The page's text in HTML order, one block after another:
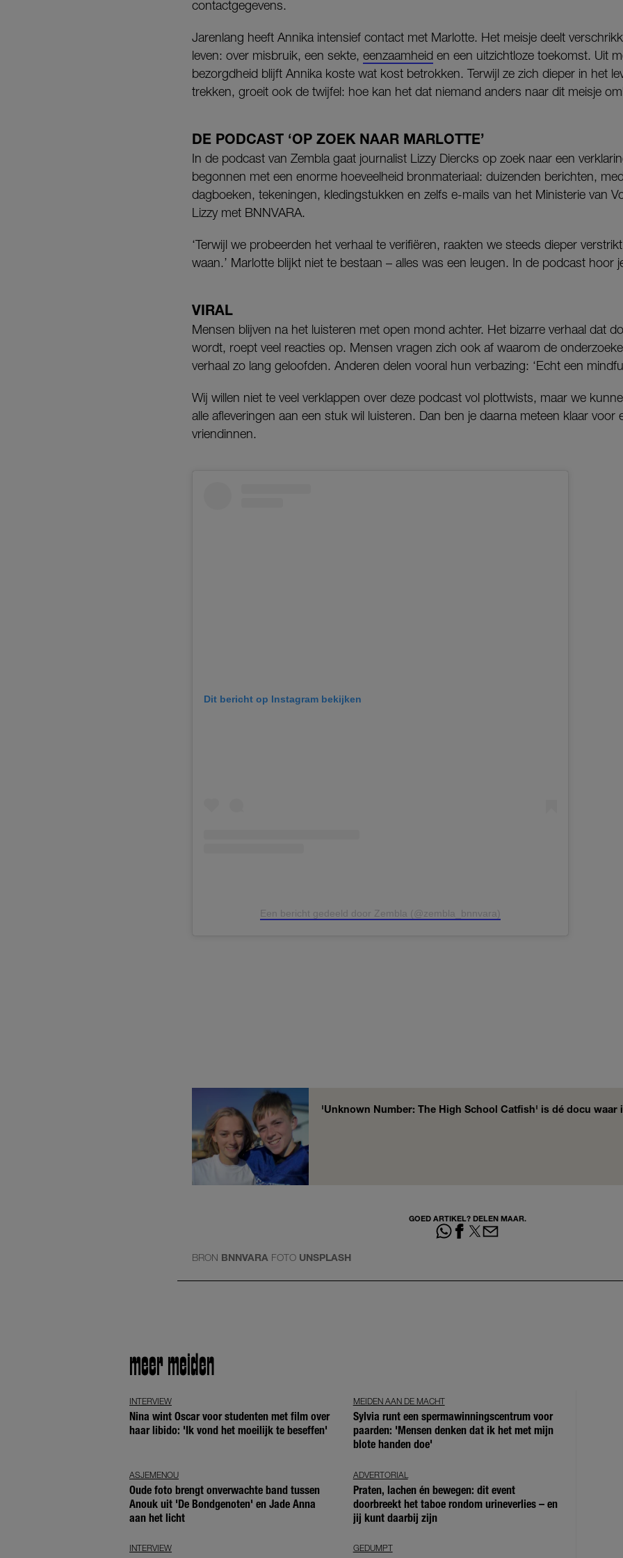
contactgegevens.
Jarenlang heeft Annika intensief contact met Marlotte. Het meisje deelt
leven: over misbruik, een sekte, eenzaamheid en een uitzichtloze toekomst. Uit
bezorgdheid blijft Annika koste wat kost betrokken. Terwijl ze zich dieper in het
trekken, groeit ook de twijfel: hoe kan het dat niemand anders naar dit meisje
DE PODCAST ‘OP ZOEK NAAR MARLOTTE’
In de podcast van Zembla gaat journalist Lizzy Diercks op zoek naar een
begonnen met een enorme hoeveelheid bronmateriaal: duizenden berichten,
dagboeken, tekeningen, kledingstukken en zelfs e-mails van het Ministerie van
Lizzy met BNNVARA.
‘Terwijl we probeerden het verhaal te verifiëren, raakten we steeds dieper
waan.’ Marlotte blijkt niet te bestaan – alles was een leugen. In de podcast hoor
VIRAL
Mensen blijven na het luisteren met open mond achter. Het bizarre verhaal dat
wordt, roept veel reacties op. Mensen vragen zich ook af waarom de
verhaal zo lang geloofden. Anderen delen vooral hun verbazing: ‘Echt een
Wij willen niet te veel verklappen over deze podcast vol plottwists, maar we
alle afleveringen aan een stuk wil luisteren. Dan ben je daarna meteen klaar voor
vriendinnen.
Dit bericht op Instagram bekijken
Een bericht gedeeld door Zembla (@zembla_bnnvara)
'Unknown Number: The High School Catfish' is dé docu waar
GOED ARTIKEL? DELEN MAAR.
BRON BNNVARA FOTO UNSPLASH
meer meiden
INTERVIEW
Nina wint Oscar voor studenten met film over
haar libido: 'Ik vond het moeilijk te beseffen'
MEIDEN AAN DE MACHT
Sylvia runt een spermawinningscentrum voor
paarden: 'Mensen denken dat ik het met mijn
blote handen doe'
ASJEMENOU
Oude foto brengt onverwachte band tussen
Anouk uit 'De Bondgenoten' en Jade Anna
aan het licht
ADVERTORIAL
Praten, lachen én bewegen: dit event
doorbreekt het taboe rondom urineverlies – en
jij kunt daarbij zijn
INTERVIEW GEDUMPT